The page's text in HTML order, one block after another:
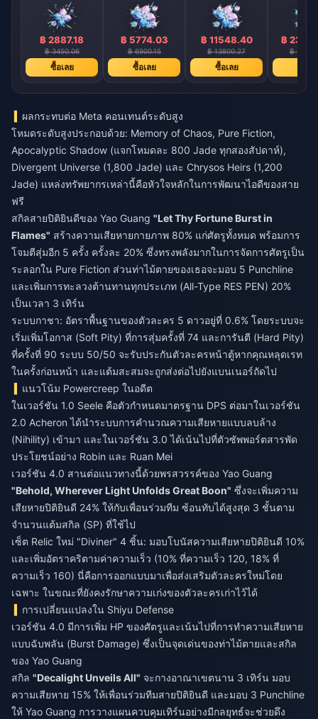
฿ 2887.18
฿ 3450.06
ซื้อเลย
฿ 5774.03
฿ 6900.15
ซื้อเลย
฿ 11548.40
฿ 13800.27
ซื้อเลย
฿
฿
ผลกระทบต่อ Meta คอนเทนต์ระดับสูง
โหมดระดับสูงประกอบด้วย: Memory of Chaos, Pure Fiction,
Apocalyptic Shadow (แจกโหมดละ 800 Jade ทุกสองสัปดาห์),
Divergent Universe (1,800 Jade) และ Chrysos Heirs (1,200
Jade) แหล่งทรัพยากรเหล่านี้คือหัวใจหลักในการพัฒนาไอดีของสาย
ฟรี
สกิลสายปิติยินดีของ Yao Guang "Let Thy Fortune Burst in
Flames" สร้างความเสียหายกายภาพ 80% แก่ศัตรูทั้งหมด พร้อมการ
โจมตีสุ่มอีก 5 ครั้ง ครั้งละ 20% ซึ่งทรงพลังมากในการจัดการศัตรูเป็น
ระลอกใน Pure Fiction ส่วนท่าไม้ตายของเธอจะมอบ 5 Punchline
และเพิ่มการทะลวงต้านทานทุกประเภท (All-Type RES PEN) 20%
เป็นเวลา 3 เทิร์น
ระบบกาชา: อัตราพื้นฐานของตัวละคร 5 ดาวอยู่ที่ 0.6% โดยระบบจะ
เริ่มเพิ่มโอกาส (Soft Pity) ที่การสุ่มครั้งที่ 74 และการันตี (Hard Pity)
ที่ครั้งที่ 90 ระบบ 50/50 จะรับประกันตัวละครหน้าตู้หากคุณหลุดเรท
ในครั้งก่อนหน้า และแต้มสะสมจะถูกส่งต่อไปยังแบนเนอร์ถัดไป
แนวโน้ม Powercreep ในอดีต
ในเวอร์ชัน 1.0 Seele คือตัวกำหนดมาตรฐาน DPS ต่อมาในเวอร์ชัน
2.0 Acheron ได้นำระบบการคำนวณความเสียหายแบบลบล้าง
(Nihility) เข้ามา และในเวอร์ชัน 3.0 ได้เน้นไปที่ตัวซัพพอร์ตสารพัด
ประโยชน์อย่าง Robin และ Ruan Mei
เวอร์ชัน 4.0 สานต่อแนวทางนี้ด้วยพรสวรรค์ของ Yao Guang
"Behold, Wherever Light Unfolds Great Boon" ซึ่งจะเพิ่มความ
เสียหายปิติยินดี 24% ให้กับเพื่อนร่วมทีม ซ้อนทับได้สูงสุด 3 ชั้นตาม
จำนวนแต้มสกิล (SP) ที่ใช้ไป
เซ็ต Relic ใหม่ "Diviner" 4 ชิ้น: มอบโบนัสความเสียหายปิติยินดี 10%
และเพิ่มอัตราคริตามค่าความเร็ว (10% ที่ความเร็ว 120, 18% ที่
ความเร็ว 160) นี่คือการออกแบบมาเพื่อส่งเสริมตัวละครใหม่โดย
เฉพาะ ในขณะที่ยังคงรักษาความเก่งของตัวละครเก่าไว้ได้
การเปลี่ยนแปลงใน Shiyu Defense
เวอร์ชัน 4.0 มีการเพิ่ม HP ของศัตรูและเน้นไปที่การทำความเสียหาย
แบบฉับพลัน (Burst Damage) ซึ่งเป็นจุดเด่นของท่าไม้ตายและสกิล
ของ Yao Guang
สกิล "Decalight Unveils All" จะกางอาณาเขตนาน 3 เทิร์น มอบ
ความเสียหาย 15% ให้เพื่อนร่วมทีมสายปิติยินดี และมอบ 3 Punchline
ให้ Yao Guang การวางแผนควบคุมเทิร์นอย่างมีกลยุทธ์จะช่วยดึง